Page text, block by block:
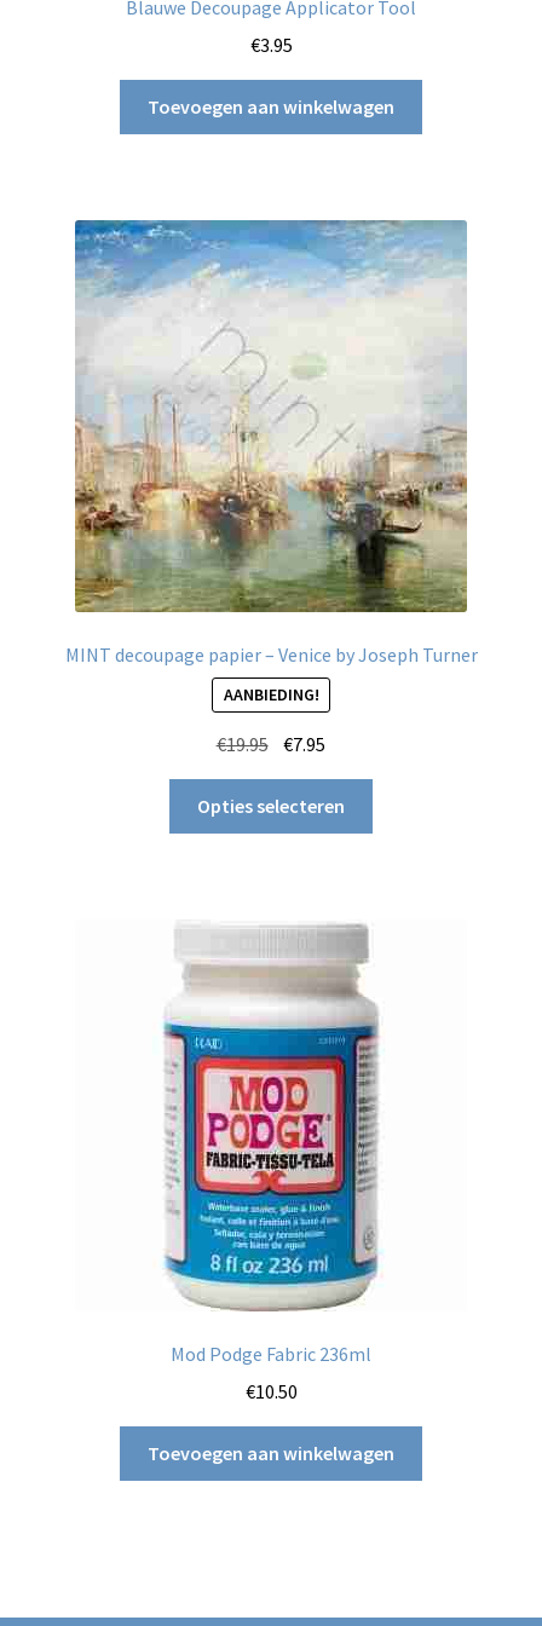
Blauwe Decoupage Applicator Tool
€3.95
Toevoegen aan winkelwagen
MINT decoupage papier – Venice by Joseph Turner
AANBIEDING!
€19.95 Oorspronkelijke
prijs
was:
€19.95.
€7.95
prijs
is:
€7.95.
Opties selecteren
kan
gekozen
worden
op
de
productpagina
Mod Podge Fabric 236ml
€10.50
Toevoegen aan winkelwagen